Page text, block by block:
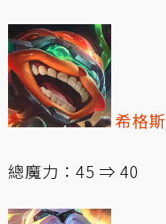
希格斯
總魔力：45 ⇒ 40